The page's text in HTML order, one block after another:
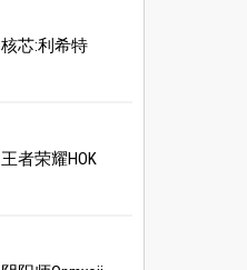
核芯:利希特
王者荣耀HOK